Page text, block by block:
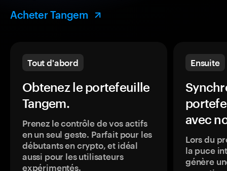
Acheter Tangem
Tout d'abord
Obtenez le portefeuille
Tangem.
Prenez le contrôle de vos actifs
en un seul geste. Parfait pour les
débutants en crypto, et idéal
aussi pour les utilisateurs
expérimentés.
Ensuite
avec
Lors du
la puce
génère